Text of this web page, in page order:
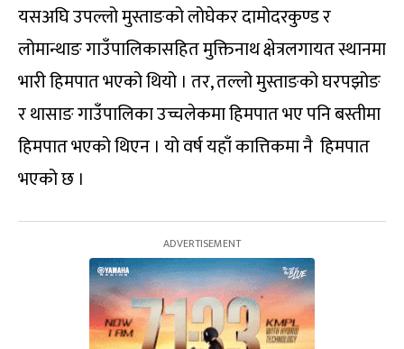
यसअघि उपल्लो मुस्ताङको लोघेकर दामोदरकुण्ड र
लोमान्थाङ गाउँपालिकासहित मुक्तिनाथ क्षेत्रलगायत स्थानमा
भारी हिमपात भएको थियो । तर, तल्लो मुस्ताङको घरपझोङ
र थासाङ गाउँपालिका उच्चलेकमा हिमपात भए पनि बस्तीमा
हिमपात भएको थिएन । यो वर्ष यहाँ कात्तिकमा नै हिमपात
भएको छ ।